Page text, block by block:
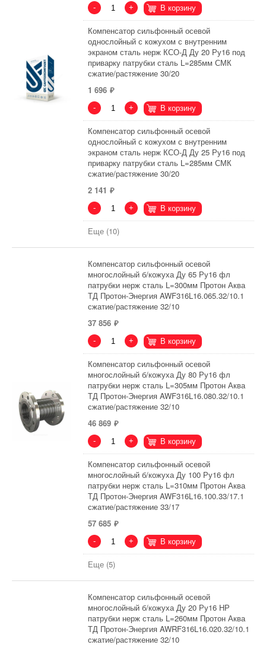
- + В корзину
Компенсатор сильфонный осевой
однослойный с кожухом с внутренним
экраном сталь нерж КСО-Д Ду 20 Ру16 под
приварку патрубки сталь L=285мм СМК
сжатие/растяжение 30/20
1 696
- + В корзину
Компенсатор сильфонный осевой
однослойный с кожухом с внутренним
экраном сталь нерж КСО-Д Ду 25 Ру16 под
приварку патрубки сталь L=285мм СМК
сжатие/растяжение 30/20
2 141
- + В корзину
Еще (10)
Компенсатор сильфонный осевой
многослойный б/кожуха Ду 65 Ру16 фл
патрубки нерж сталь L=300мм Протон Аква
ТД Протон-Энергия AWF316L16.065.32/10.1
сжатие/растяжение 32/10
37 856
- + В корзину
Компенсатор сильфонный осевой
многослойный б/кожуха Ду 80 Ру16 фл
патрубки нерж сталь L=305мм Протон Аква
ТД Протон-Энергия AWF316L16.080.32/10.1
сжатие/растяжение 32/10
46 869
- + В корзину
Компенсатор сильфонный осевой
многослойный б/кожуха Ду 100 Ру16 фл
патрубки нерж сталь L=310мм Протон Аква
ТД Протон-Энергия AWF316L16.100.33/17.1
сжатие/растяжение 33/17
57 685
- + В корзину
Еще (5)
Компенсатор сильфонный осевой
многослойный б/кожуха Ду 20 Ру16 НР
патрубки нерж сталь L=260мм Протон Аква
ТД Протон-Энергия AWRF316L16.020.32/10.1
сжатие/растяжение 32/10